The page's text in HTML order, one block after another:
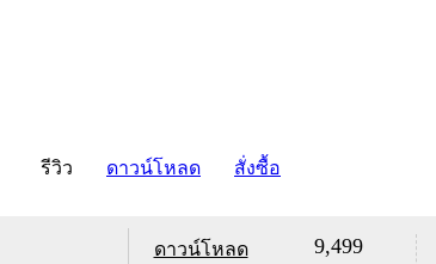
รีวิว ดาวน์โหลด สั่งซื้อ
ดาวน์โหลด 9,499